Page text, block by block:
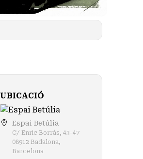
UBICACIÓ
Espai Betúlia
C/ Enric Borràs, 43-47
08912 Badalona,
Barcelona